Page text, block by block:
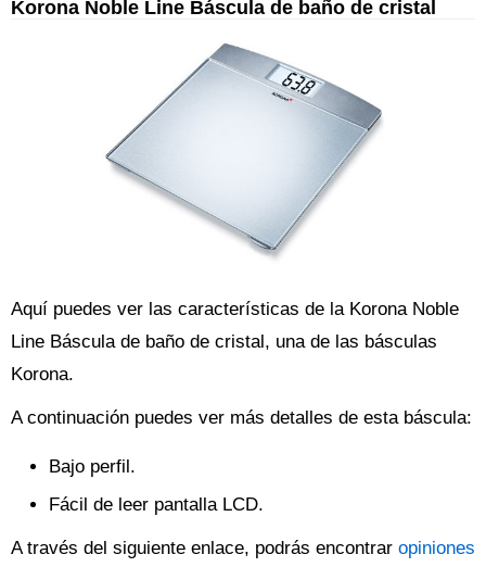
Korona Noble Line Báscula de baño de cristal
Aquí puedes ver las características de la Korona Noble
Line Báscula de baño de cristal, una de las básculas
Korona.
A continuación puedes ver más detalles de esta báscula:
Bajo perfil.
Fácil de leer pantalla LCD.
A través del siguiente enlace, podrás encontrar opiniones